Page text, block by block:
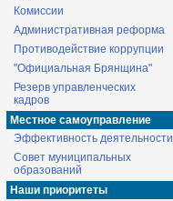
Комиссии
Административная реформа
Противодействие коррупции
"Официальная Брянщина"
Резерв управленческих
кадров
Местное самоуправление
Эффективность деятельности
Совет муниципальных
образований
Наши приоритеты